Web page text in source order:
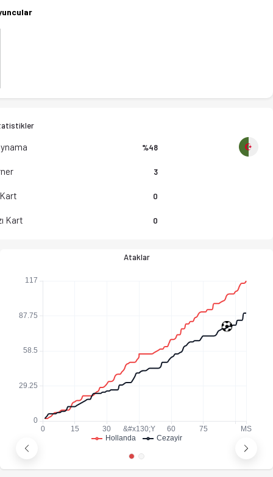
%48
3
0
Kart 0
Ataklar